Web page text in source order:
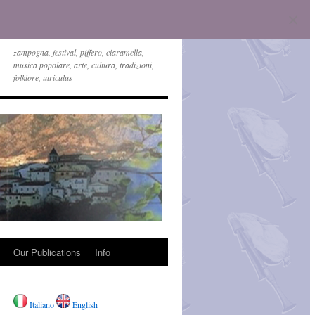
zampogna, festival, piffero, ciaramella,
musica popolare, arte, cultura, tradizioni,
folklore, utriculus
Our Publications Info
Italiano English